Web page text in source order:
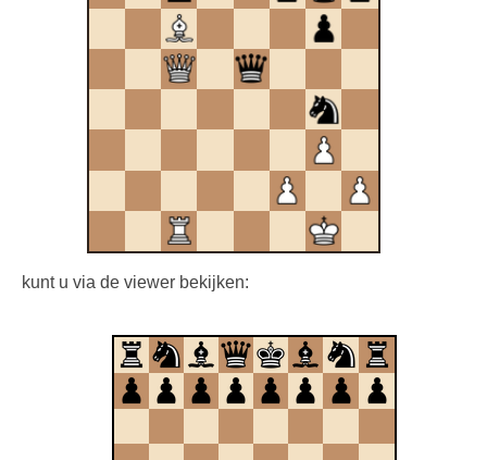
kunt u via de viewer bekijken: